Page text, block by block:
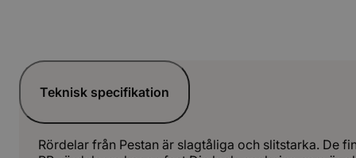
Teknisk specifikation
Rördelar från Pestan är slagtåliga och slitstarka. De